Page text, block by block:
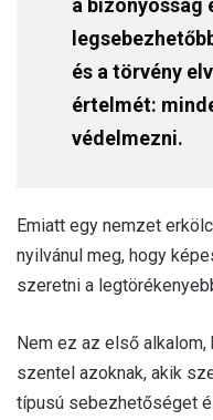
és a törvény
értelmét:
védelmezni.
Emiatt egy nemzet
nyilvánul meg, hogy
szeretni a
Nem ez az első
szentel azoknak, akik
típusú sebezhetőséget